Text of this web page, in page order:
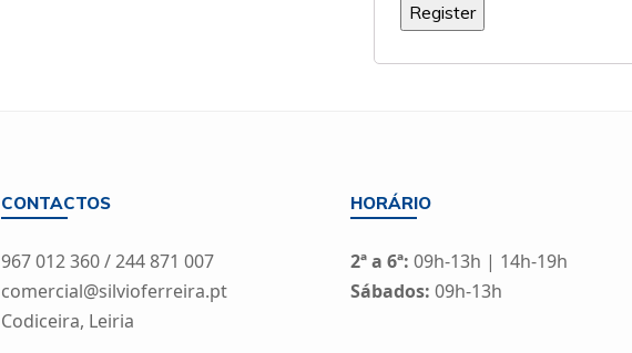
Register
CONTACTOS
967 012 360 / 244 871 007
comercial@silvioferreira.pt
Codiceira, Leiria
HORÁRIO
2ª a 6ª: 09h-13h | 14h-19h
Sábados: 09h-13h